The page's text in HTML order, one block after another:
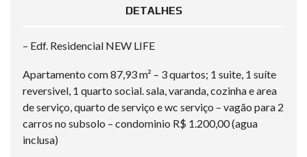
DETALHES
– Edf. Residencial NEW LIFE
Apartamento com ⁠87,93 m² – ⁠3 quartos; 1 suite, 1 suíte
reversivel, 1 quarto social. sala, varanda, cozinha e area
de serviço, quarto de serviço e wc serviço – ⁠vagão para 2
carros no subsolo – ⁠condominio R$ 1.200,00 (agua
inclusa)